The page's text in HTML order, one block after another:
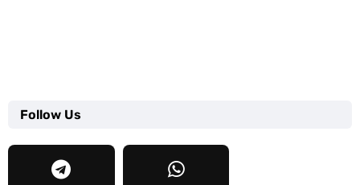
Follow Us